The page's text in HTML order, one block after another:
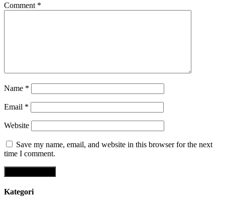
Comment *
Name *
Email *
Website
Save my name, email, and website in this browser for the next
time I comment.
Kategori